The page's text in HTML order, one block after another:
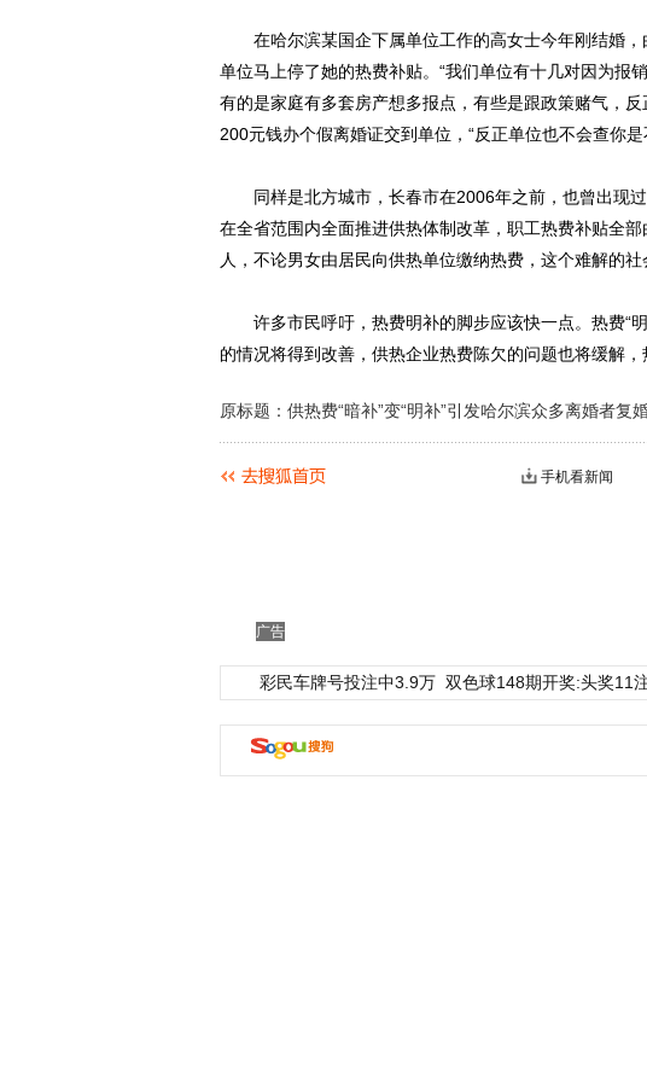
在哈尔滨某国企下属单位工作的高女士今年刚结婚，
单位马上停了她的热费补贴。“我们单位有十几对因为报
有的是家庭有多套房产想多报点，有些是跟政策赌气，
200元钱办个假离婚证交到单位，“反正单位也不会查你
同样是北方城市，长春市在2006年之前，也曾出现过
在全省范围内全面推进供热体制改革，职工热费补贴全部
人，不论男女由居民向供热单位缴纳热费，这个难解的社
许多市民呼吁，热费明补的脚步应该快一点。热费“
的情况将得到改善，供热企业热费陈欠的问题也将缓解
原标题：供热费“暗补”变“明补”引发哈尔滨众多离婚者复
手机看新闻
广告
彩民车牌号投注中3.9万 双色球148期开奖:头奖11